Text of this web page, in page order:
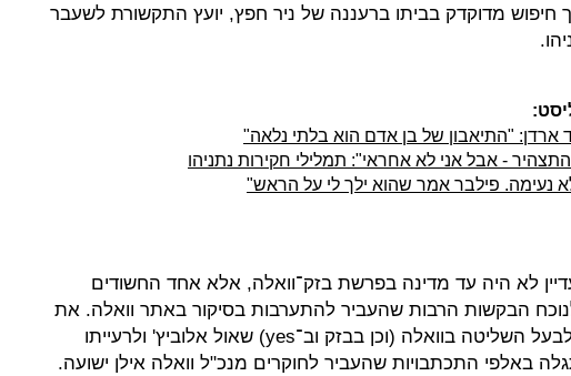
חיפוש מדוקדק בביתו ברעננה של ניר חפץ, יועץ התקשורת לשעבר
ארדן: "התיאבון של בן אדם הוא בלתי נלאה"
- אבל אני לא אחראי": תמלילי חקירות נתניהו
נעימה. פילבר אמר שהוא ילך לי על הראש"
לא היה עד מדינה בפרשת בזק־וואלה, אלא אחד החשודים
הבקשות הרבות שהעביר להתערבות בסיקור באתר וואלה. את
הבקשות הפנה לבעל השליטה בוואלה (וכן בבזק וב־yes) שאול אלוביץ' ולרעייתו
באלפי התכתבויות שהעביר לחוקרים מנכ"ל וואלה אילן ישועה.